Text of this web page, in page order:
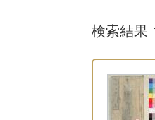
検索結果